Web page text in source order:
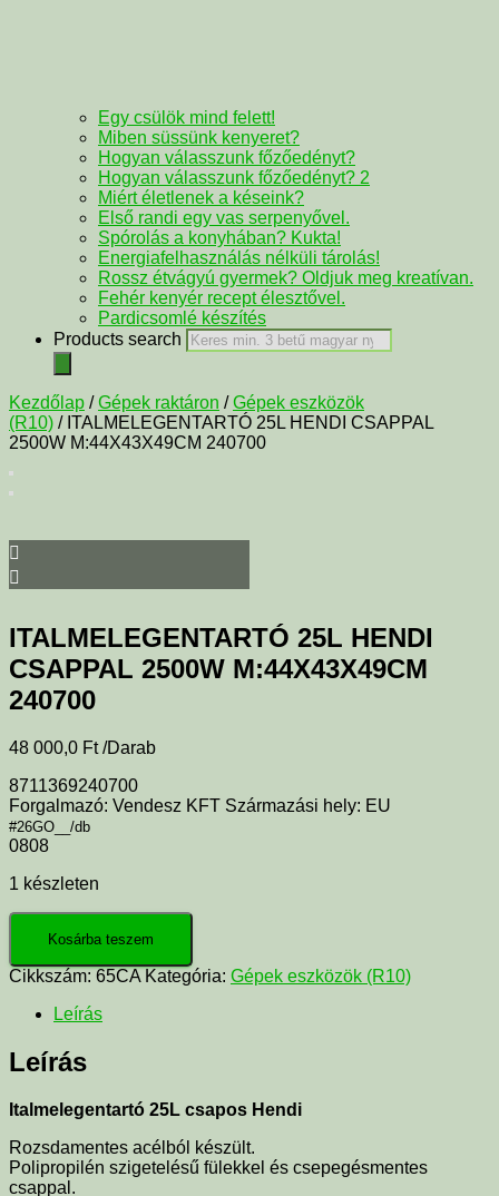
Egy csülök mind felett!
Miben süssünk kenyeret?
Hogyan válasszunk főzőedényt?
Hogyan válasszunk főzőedényt? 2
Miért életlenek a késeink?
Első randi egy vas serpenyővel.
Spórolás a konyhában? Kukta!
Energiafelhasználás nélküli tárolás!
Rossz étvágyú gyermek? Oldjuk meg kreatívan.
Fehér kenyér recept élesztővel.
Pardicsomlé készítés
Products search
Kezdőlap /Gépek raktáron /Gépek eszközök
(R10) / ITALMELEGENTARTÓ 25L HENDI CSAPPAL
2500W M:44X43X49CM 240700
ITALMELEGENTARTÓ 25L HENDI
CSAPPAL 2500W M:44X43X49CM
240700
48 000,0 Ft /Darab
8711369240700
Forgalmazó: Vendesz KFT Származási hely: EU
#26GO__/db
0808
1 készleten
Kosárba teszem
Cikkszám: 65CA Kategória: Gépek eszközök (R10)
Leírás
Leírás
Italmelegentartó 25L csapos Hendi
Rozsdamentes acélból készült.
Polipropilén szigetelésű fülekkel és csepegésmentes
csappal.